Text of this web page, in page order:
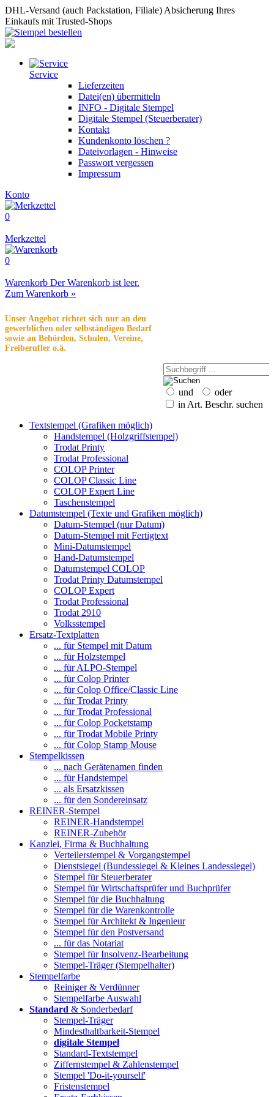
DHL-Versand (auch Packstation, Filiale) Absicherung Ihres
Einkaufs mit Trusted-Shops
Service
Lieferzeiten
Datei(en) übermitteln
INFO - Digitale Stempel
Digitale Stempel (Steuerberater)
Kontakt
Kundenkonto löschen ?
Dateivorlagen - Hinweise
Passwort vergessen
Impressum
Konto
0
Merkzettel
0
Warenkorb Der Warenkorb ist leer.
Zum Warenkorb »
Unser Angebot richtet sich nur an den
gewerblichen oder selbständigen Bedarf
sowie an Behörden, Schulen, Vereine,
Freiberufler o.ä.
und
oder
in Art. Beschr. suchen
Textstempel (Grafiken möglich)
Handstempel (Holzgriffstempel)
Trodat Printy
Trodat Professional
COLOP Printer
COLOP Classic Line
COLOP Expert Line
Taschenstempel
Datumstempel (Texte und Grafiken möglich)
Datum-Stempel (nur Datum)
Datum-Stempel mit Fertigtext
Mini-Datumstempel
Hand-Datumstempel
Datumstempel COLOP
Trodat Printy Datumstempel
COLOP Expert
Trodat Professional
Trodat 2910
Volksstempel
Ersatz-Textplatten
... für Stempel mit Datum
... für Holzstempel
... für ALPO-Stempel
... für Colop Printer
... für Colop Office/Classic Line
... für Trodat Printy
... für Trodat Professional
... für Colop Pocketstamp
... für Trodat Mobile Printy
... für Colop Stamp Mouse
Stempelkissen
... nach Gerätenamen finden
... für Handstempel
... als Ersatzkissen
... für den Sondereinsatz
REINER-Stempel
REINER-Handstempel
REINER-Zubehör
Kanzlei, Firma & Buchhaltung
Verteilerstempel & Vorgangstempel
Dienstsiegel (Bundessiegel & Kleines Landessiegel)
Stempel für Steuerberater
Stempel für Wirtschaftsprüfer und Buchprüfer
Stempel für die Buchhaltung
Stempel für die Warenkontrolle
Stempel für Architekt & Ingenieur
Stempel für den Postversand
... für das Notariat
Stempel für Insolvenz-Bearbeitung
Stempel-Träger (Stempelhalter)
Stempelfarbe
Reiniger & Verdünner
Stempelfarbe Auswahl
Standard & Sonderbedarf
Stempel-Träger
Mindesthaltbarkeit-Stempel
digitale Stempel
Standard-Textstempel
Ziffernstempel & Zahlenstempel
Stempel 'Do-it-yourself'
Fristenstempel